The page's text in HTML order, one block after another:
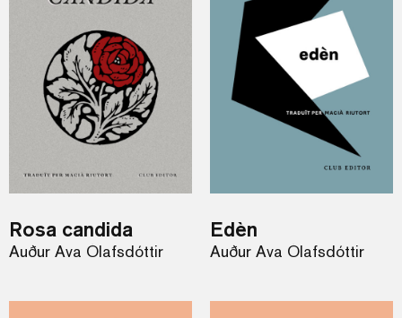
Rosa candida
Auður Ava Ólafsdóttir
Edèn
Auður Ava Ólafsdóttir